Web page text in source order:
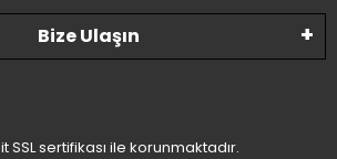
Bize Ulaşın
SSL sertifikası ile korunmaktadır.